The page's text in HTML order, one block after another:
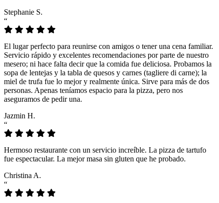
Stephanie S.
“
El lugar perfecto para reunirse con amigos o tener una cena familiar.
Servicio rápido y excelentes recomendaciones por parte de nuestro
mesero; ni hace falta decir que la comida fue deliciosa. Probamos la
sopa de lentejas y la tabla de quesos y carnes (tagliere di carne); la
miel de trufa fue lo mejor y realmente única. Sirve para más de dos
personas. Apenas teníamos espacio para la pizza, pero nos
aseguramos de pedir una.
Jazmin H.
“
Hermoso restaurante con un servicio increíble. La pizza de tartufo
fue espectacular. La mejor masa sin gluten que he probado.
Christina A.
“